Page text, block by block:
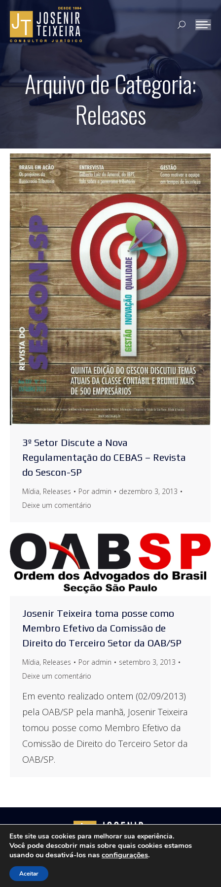
Search:
Arquivo de Categoria:
Releases
3º Setor Discute a Nova
Regulamentação do CEBAS – Revista
do Sescon-SP
Mídia, Releases Por admin
dezembro 3, 2013
Deixe um comentário
Josenir Teixeira toma posse como
Membro Efetivo da Comissão de
Direito do Terceiro Setor da OAB/SP
Mídia, Releases Por admin
setembro 3, 2013
Deixe um comentário
Em evento realizado ontem (02/09/2013)
pela OAB/SP pela manhã, Josenir Teixeira
tomou posse como Membro Efetivo da
Comissão de Direito do Terceiro Setor da
OAB/SP.
direitos reservados. Site desenvolvido por
Este site usa cookies para melhorar sua experiência.
Você pode descobrir mais sobre quais cookies estamos
usando ou desativá-los nas configurações.
Aceitar